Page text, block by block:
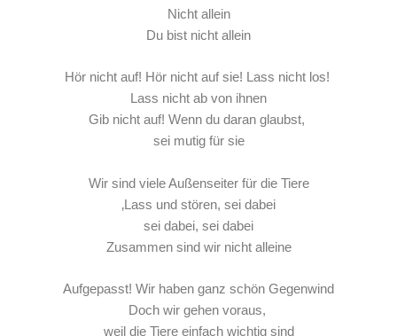
Nicht allein
Du bist nicht allein
Hör nicht auf! Hör nicht auf sie! Lass nicht los!
Lass nicht ab von ihnen
Gib nicht auf! Wenn du daran glaubst,
sei mutig für sie
Wir sind viele Außenseiter für die Tiere
‚Lass und stören, sei dabei
sei dabei, sei dabei
Zusammen sind wir nicht alleine
Aufgepasst! Wir haben ganz schön Gegenwind
Doch wir gehen voraus,
weil die Tiere einfach wichtig sind